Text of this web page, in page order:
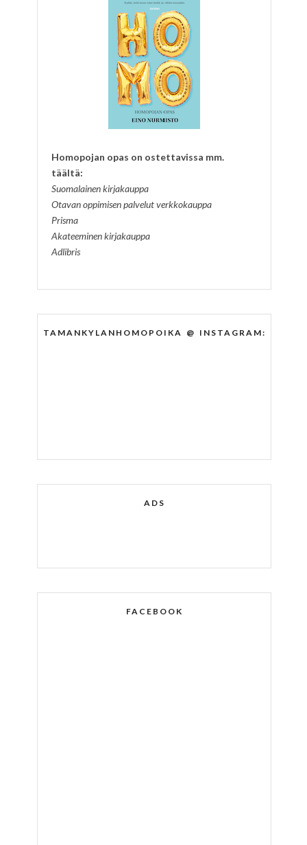
Homopojan opas on ostettavissa mm.
täältä:
Suomalainen kirjakauppa
Otavan oppimisen palvelut verkkokauppa
Prisma
Akateeminen kirjakauppa
Adlibris
TAMANKYLANHOMOPOIKA @ INSTAGRAM:
ADS
FACEBOOK